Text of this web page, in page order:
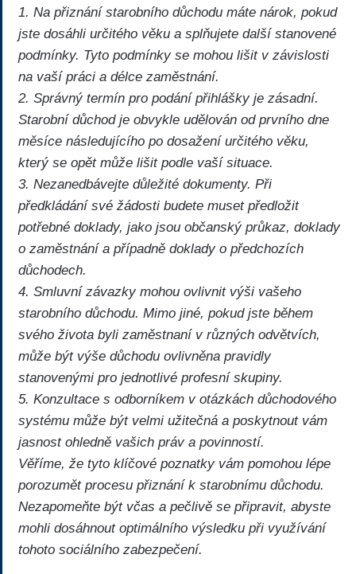
1. Na přiznání starobního důchodu máte nárok, pokud
jste dosáhli určitého věku a splňujete další stanovené
podmínky. Tyto podmínky se mohou lišit v závislosti
na vaší práci a délce zaměstnání.
2. Správný termín pro podání přihlášky je zásadní.
Starobní důchod je obvykle udělován od prvního dne
měsíce následujícího po dosažení určitého věku,
který se opět může lišit podle vaší situace.
3. Nezanedbávejte důležité dokumenty. Při
předkládání své žádosti budete muset předložit
potřebné doklady, jako jsou občanský průkaz, doklady
o zaměstnání a případně doklady o předchozích
důchodech.
4. Smluvní závazky mohou ovlivnit výši vašeho
starobního důchodu. Mimo jiné, pokud jste během
svého života byli zaměstnaní v různých odvětvích,
může být výše důchodu ovlivněna pravidly
stanovenými pro jednotlivé profesní skupiny.
5. Konzultace s odborníkem v otázkách důchodového
systému může být velmi užitečná a poskytnout vám
jasnost ohledně vašich práv a povinností.
Věříme, že tyto klíčové poznatky vám pomohou lépe
porozumět procesu přiznání k starobnímu důchodu.
Nezapomeňte být včas a pečlivě se připravit, abyste
mohli dosáhnout optimálního výsledku při využívání
tohoto sociálního zabezpečení.